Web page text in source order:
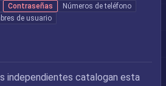
Contraseñas
Números de teléfono
de usuario
independientes catalogan esta